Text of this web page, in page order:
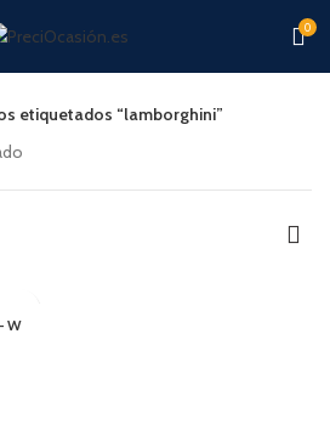
0
etiquetados “lamborghini”
W